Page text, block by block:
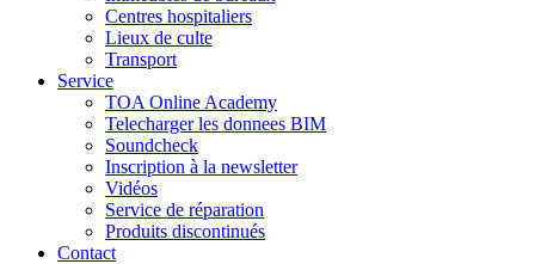
Centres hospitaliers
Lieux de culte
Transport
Service
TOA Online Academy
Telecharger les donnees BIM
Soundcheck
Inscription à la newsletter
Vidéos
Service de réparation
Produits discontinués
Contact